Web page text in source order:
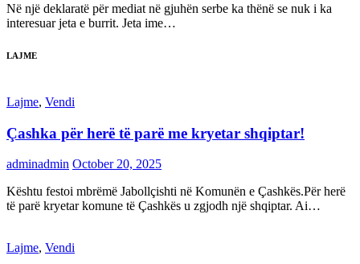
Në një deklaratë për mediat në gjuhën serbe ka thënë se nuk i ka
interesuar jeta e burrit. Jeta ime…
LAJME
Lajme, Vendi
Çashka për herë të parë me kryetar shqiptar!
adminadmin October 20, 2025
Kështu festoi mbrëmë Jabollçishti në Komunën e Çashkës.Për herë
të parë kryetar komune të Çashkës u zgjodh një shqiptar. Ai…
Lajme, Vendi